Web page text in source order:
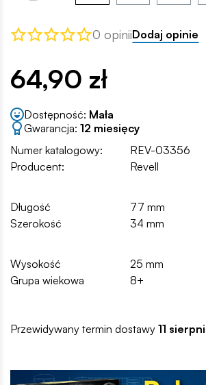
0 opiniiDodaj opinie
64,90 zł
Dostępność: Mała
Gwarancja: 12 miesięcy
Numer katalogowy:
REV-03356
Producent:
Revell
Długość
77 mm
Szerokość
34 mm
Wysokość
25 mm
Grupa wiekowa
8+
Przewidywany termin dostawy 11